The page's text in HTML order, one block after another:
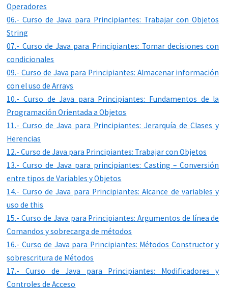
Operadores
06.- Curso de Java para Principiantes: Trabajar con Objetos
String
07.- Curso de Java para Principiantes: Tomar decisiones con
condicionales
09.- Curso de Java para Principiantes: Almacenar información
con el uso de Arrays
10.- Curso de Java para Principiantes: Fundamentos de la
Programación Orientada a Objetos
11.- Curso de Java para Principiantes: Jerarquía de Clases y
Herencias
12.- Curso de Java para Principiantes: Trabajar con Objetos
13.- Curso de Java para principiantes: Casting – Conversión
entre tipos de Variables y Objetos
14.- Curso de Java para Principiantes: Alcance de variables y
uso de this
15.- Curso de Java para Principiantes: Argumentos de línea de
Comandos y sobrecarga de métodos
16.- Curso de Java para Principiantes: Métodos Constructor y
sobrescritura de Métodos
17.- Curso de Java para Principiantes: Modificadores y
Controles de Acceso